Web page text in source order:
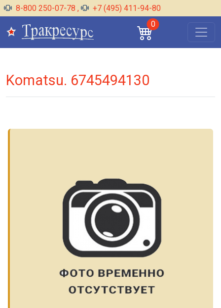
8-800 250-07-78 ,
+7 (495) 411-94-80
0
Komatsu. 6745494130